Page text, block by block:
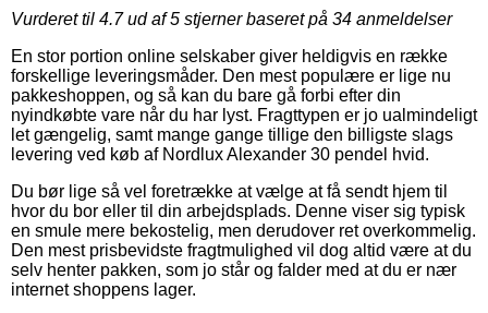
Vurderet til 4.7ud af 5 stjerner baseret på 34 anmeldelser
En stor portion online selskaber giver heldigvis en række
forskellige leveringsmåder. Den mest populære er lige nu
pakkeshoppen, og så kan du bare gå forbi efter din
nyindkøbte vare når du har lyst. Fragttypen er jo ualmindeligt
let gængelig, samt mange gange tillige den billigste slags
levering ved køb af Nordlux Alexander 30 pendel hvid.
Du bør lige så vel foretrække at vælge at få sendt hjem til
hvor du bor eller til din arbejdsplads. Denne viser sig typisk
en smule mere bekostelig, men derudover ret overkommelig.
Den mest prisbevidste fragtmulighed vil dog altid være at du
selv henter pakken, som jo står og falder med at du er nær
internet shoppens lager.